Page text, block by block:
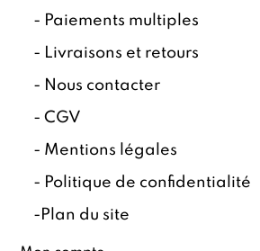
- Paiements multiples
- Livraisons et retours
- Nous contacter
-CGV
- Mentions légales
- Politique de confidentialité
- Plan du site